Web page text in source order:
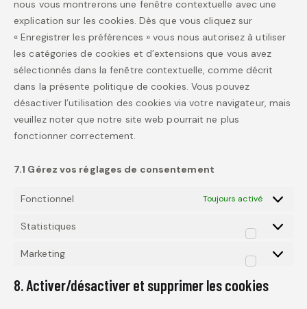
nous vous montrerons une fenêtre contextuelle avec une
explication sur les cookies. Dès que vous cliquez sur
« Enregistrer les préférences » vous nous autorisez à utiliser
les catégories de cookies et d’extensions que vous avez
sélectionnés dans la fenêtre contextuelle, comme décrit
dans la présente politique de cookies. Vous pouvez
désactiver l’utilisation des cookies via votre navigateur, mais
veuillez noter que notre site web pourrait ne plus
fonctionner correctement.
7.1 Gérez vos réglages de consentement
Fonctionnel Toujours activé
Statistiques
Marketing
8. Activer/désactiver et supprimer les cookies